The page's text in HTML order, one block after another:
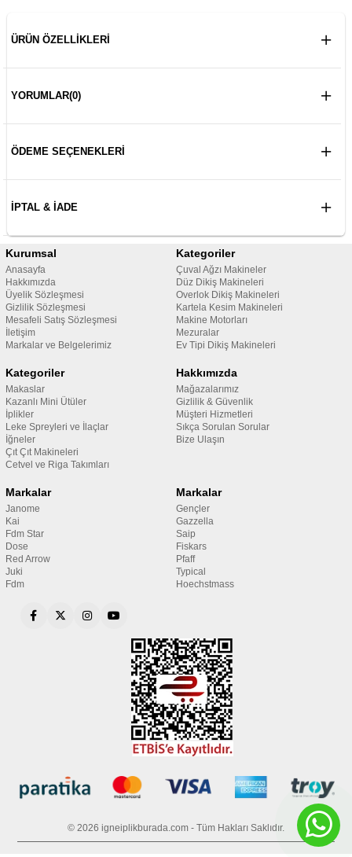
ÜRÜN ÖZELLIKLERI
YORUMLAR(0)
ÖDEME SEÇENEKLERI
İPTAL & İADE
Kurumsal
Anasayfa
Hakkımızda
Üyelik Sözleşmesi
Gizlilik Sözleşmesi
Mesafeli Satış Sözleşmesi
İletişim
Markalar ve Belgelerimiz
Kategoriler
Çuval Ağzı Makineler
Düz Dikiş Makineleri
Overlok Dikiş Makineleri
Kartela Kesim Makineleri
Makine Motorları
Mezuralar
Ev Tipi Dikiş Makineleri
Kategoriler
Makaslar
Kazanlı Mini Ütüler
İplikler
Leke Spreyleri ve İlaçlar
İğneler
Çıt Çıt Makineleri
Cetvel ve Riga Takımları
Hakkımızda
Mağazalarımız
Gizlilik & Güvenlik
Müşteri Hizmetleri
Sıkça Sorulan Sorular
Bize Ulaşın
Markalar
Janome
Kai
Fdm Star
Dose
Red Arrow
Juki
Fdm
Markalar
Gençler
Gazzella
Saip
Fiskars
Pfaff
Typical
Hoechstmass
© 2026 igneiplikburada.com - Tüm Hakları Saklıdır.